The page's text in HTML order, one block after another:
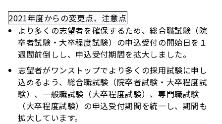
2021年度からの変更点、注意点
より多くの志望者を確保するため、総合職試験（院
卒者試験・大卒程度試験）の申込受付の開始日を１
週間前倒しし、申込受付期間を拡大しました。
志望者がワンストップでより多くの採用試験に申し
込めるよう、総合職試験（院卒者試験・大卒程度試
験）、一般職試験（大卒程度試験）、専門職試験
（大卒程度試験）の申込受付期間を統一し、期間も
拡大しています。